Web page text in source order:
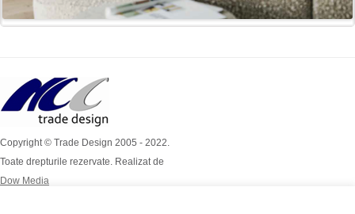
Copyright © Trade Design 2005 - 2022.
Toate drepturile rezervate. Realizat de
Dow Media